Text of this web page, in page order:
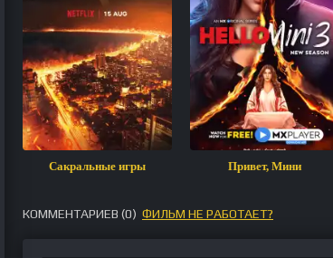
Сакральные игры Привет, Мини
КОММЕНТАРИЕВ (0) ФИЛЬМ НЕ РАБОТАЕТ?